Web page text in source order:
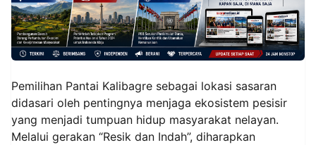
Pemilihan Pantai Kalibagre sebagai lokasi sasaran
didasari oleh pentingnya menjaga ekosistem pesisir
yang menjadi tumpuan hidup masyarakat nelayan.
Melalui gerakan “Resik dan Indah”, diharapkan